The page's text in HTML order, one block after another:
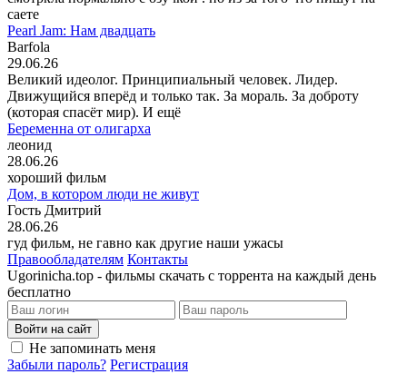
саете
Pearl Jam: Нам двадцать
Barfola
29.06.26
Великий идеолог. Принципиальный человек. Лидер.
Движущийся вперёд и только так. За мораль. За доброту
(которая спасёт мир). И ещё
Беременна от олигарха
леонид
28.06.26
хороший фильм
Дом, в котором люди не живут
Гость Дмитрий
28.06.26
гуд фильм, не гавно как другие наши ужасы
Правообладателям Контакты
Ugorinicha.top - фильмы скачать с торрента на каждый день
бесплатно
Войти на сайт
Не запоминать меня
Забыли пароль? Регистрация